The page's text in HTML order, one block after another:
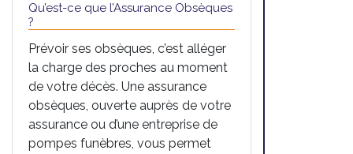
Qu’est-ce que l’Assurance Obsèques
?
Prévoir ses obsèques, c’est alléger
la charge des proches au moment
de votre décès. Une assurance
obsèques, ouverte auprès de votre
assurance ou d’une entreprise de
pompes funèbres, vous permet